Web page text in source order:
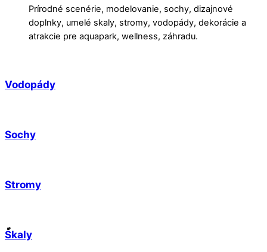
Prírodné scenérie, modelovanie, sochy, dizajnové
doplnky, umelé skaly, stromy, vodopády, dekorácie a
atrakcie pre aquapark, wellness, záhradu.
Vodopády
Sochy
Stromy
Skaly